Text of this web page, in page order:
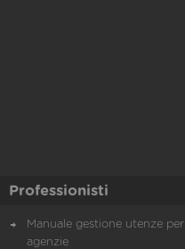
Professionisti
Manuale gestione utenze per
agenzie